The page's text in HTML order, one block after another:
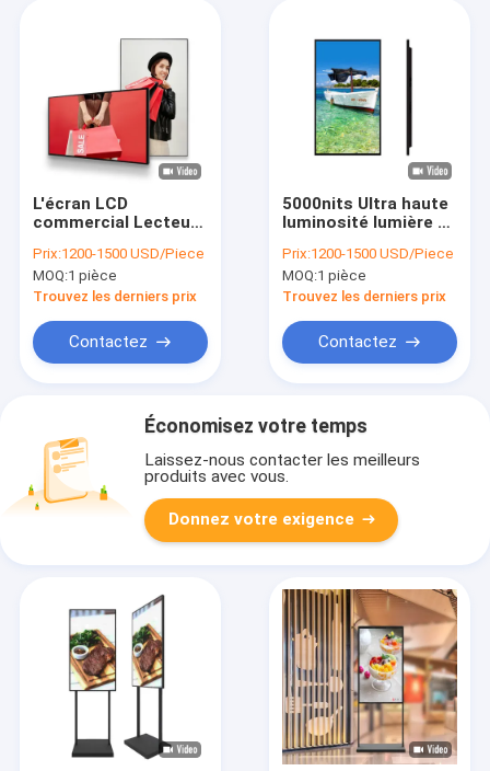
L'écran LCD
commercial Lecteur
pouces Lecteur
multimédia mural
Signage numérique
Prix:1200-1500 USD/Piece
MOQ:1 pièce
Trouvez les derniers prix
Contactez
5000nits Ultra haute
luminosité lumière du
numérique lisible
avec ventilateurs
super silencieux
Prix:1200-1500 USD/Piece
MOQ:1 pièce
Trouvez les derniers prix
Contactez
Économisez votre temps
Laissez-nous contacter les meilleurs
produits avec vous.
Donnez votre exigence